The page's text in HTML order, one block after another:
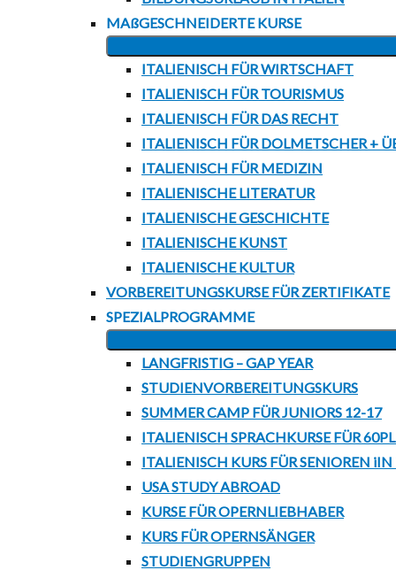
MAßGESCHNEIDERTE KURSE
ITALIENISCH FÜR WIRTSCHAFT
ITALIENISCH FÜR TOURISMUS
ITALIENISCH FÜR DAS RECHT
ITALIENISCH FÜR DOLMETSCHER +
ITALIENISCH FÜR MEDIZIN
ITALIENISCHE LITERATUR
ITALIENISCHE GESCHICHTE
ITALIENISCHE KUNST
ITALIENISCHE KULTUR
VORBEREITUNGSKURSE FÜR ZERTIFIKATE
SPEZIALPROGRAMME
LANGFRISTIG – GAP YEAR
STUDIENVORBEREITUNGSKURS
SUMMER CAMP FÜR JUNIORS 12-17
ITALIENISCH SPRACHKURSE FÜR
ITALIENISCH KURS FÜR SENIOREN iIN
USA STUDY ABROAD
KURSE FÜR OPERNLIEBHABER
KURS FÜR OPERNSÄNGER
STUDIENGRUPPEN